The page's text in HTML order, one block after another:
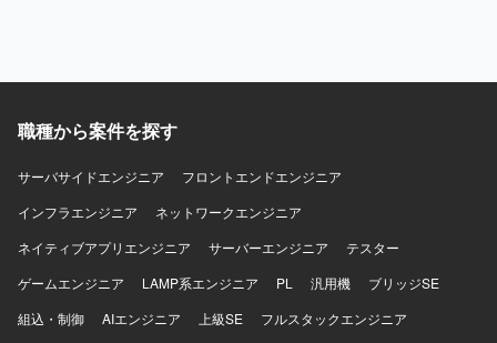
職種から案件を探す
サーバサイドエンジニア
フロントエンドエンジニア
インフラエンジニア
ネットワークエンジニア
ネイティブアプリエンジニア
サーバーエンジニア
テスター
ゲームエンジニア
LAMP系エンジニア PL 汎用機
ブリッジSE
組込・制御
AIエンジニア 上級SE
フルスタックエンジニア